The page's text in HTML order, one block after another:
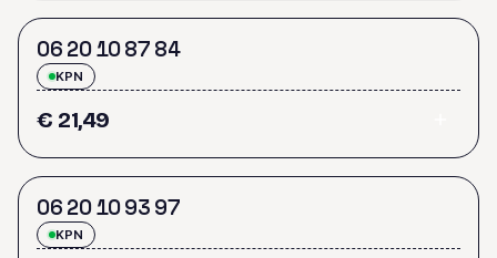
06 201087 84
KPN
€ 21,49
06 201093 97
KPN